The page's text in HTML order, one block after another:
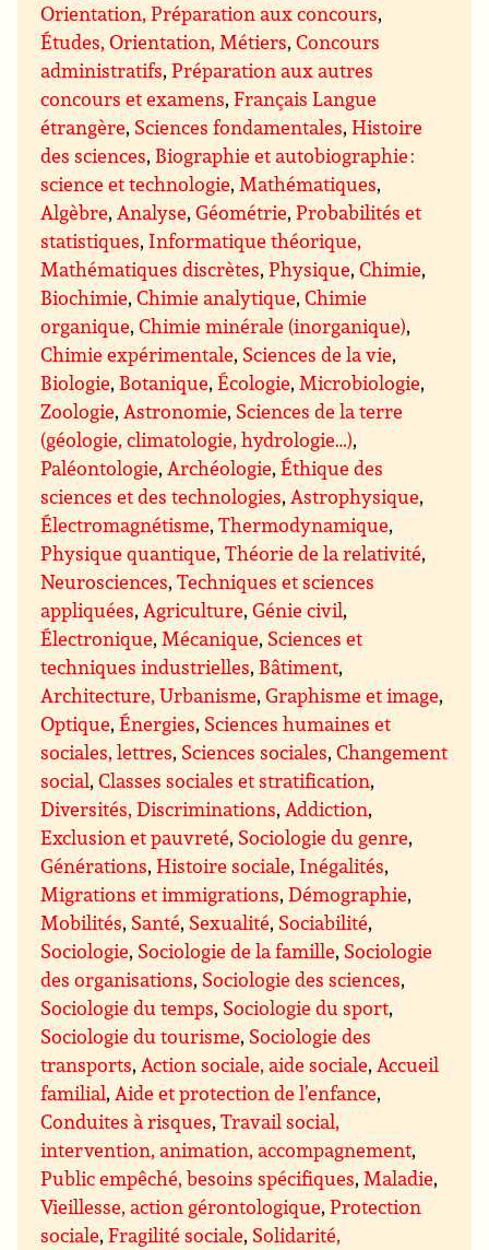
Orientation, Préparation aux concours,
Études, Orientation, Métiers,Concours
administratifs,Préparation aux autres
concours et examens,Français Langue
étrangère, Sciences fondamentales,Histoire
des sciences, Biographie et autobiographie :
science et technologie, Mathématiques,
Algèbre, Analyse,Géométrie,Probabilités et
statistiques, Informatique théorique,
Mathématiques discrètes,Physique,Chimie,
Biochimie,Chimie analytique,Chimie
organique,Chimie minérale (inorganique),
Chimie expérimentale, Sciences de la vie,
Biologie, Botanique,Écologie, Microbiologie,
Zoologie, Astronomie, Sciences de la terre
(géologie, climatologie, hydrologie…),
Paléontologie, Archéologie,Éthique des
sciences et des technologies, Astrophysique,
Électromagnétisme,Thermodynamique,
Physique quantique,Théorie de la relativité,
Neurosciences,Techniques et sciences
appliquées, Agriculture,Génie civil,
Électronique, Mécanique, Sciences et
techniques industrielles, Bâtiment,
Architecture, Urbanisme,Graphisme et image,
Optique,Énergies, Sciences humaines et
sociales, lettres, Sciences sociales,Changement
social,Classes sociales et stratification,
Diversités, Discriminations, Addiction,
Exclusion et pauvreté, Sociologie du genre,
Générations,Histoire sociale, Inégalités,
Migrations et immigrations,Démographie,
Mobilités, Santé, Sexualité, Sociabilité,
Sociologie, Sociologie de la famille, Sociologie
des organisations, Sociologie des sciences,
Sociologie du temps, Sociologie du sport,
Sociologie du tourisme, Sociologie des
transports, Action sociale, aide sociale, Accueil
familial, Aide et protection de l’enfance,
Conduites à risques,Travail social,
intervention, animation, accompagnement,
Public empêché, besoins spécifiques, Maladie,
Vieillesse, action gérontologique,Protection
sociale,Fragilité sociale, Solidarité,